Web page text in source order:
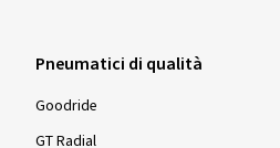
Pneumatici di qualità
Goodride
GT Radial